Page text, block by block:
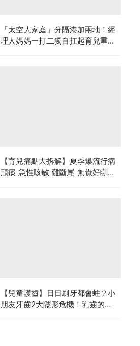
「太空人家庭」分隔港加兩地！經
理人媽媽一打二獨自扛起育兒重
【育兒痛點大拆解】夏季爆流行病
頑痰 急性咳敏 難斷尾 無覺好瞓？
【兒童護齒】日日刷牙都會蛀？小
朋友牙齒2大隱形危機！乳齒的琺